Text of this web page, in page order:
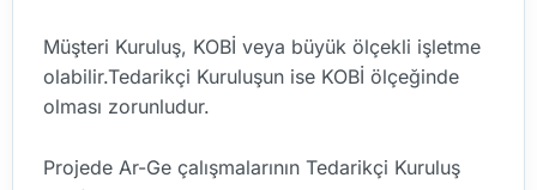
Müşteri Kuruluş, KOBİ veya büyük ölçekli işletme
olabilir.Tedarikçi Kuruluşun ise KOBİ ölçeğinde
olması zorunludur.
Projede Ar-Ge çalışmalarının Tedarikçi Kuruluş